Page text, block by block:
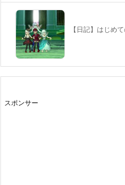
【日記】はじめ
スポンサー